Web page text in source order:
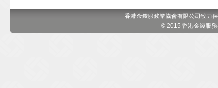
香港金錢服務業協會有限公司致力
© 2015 香港金錢服